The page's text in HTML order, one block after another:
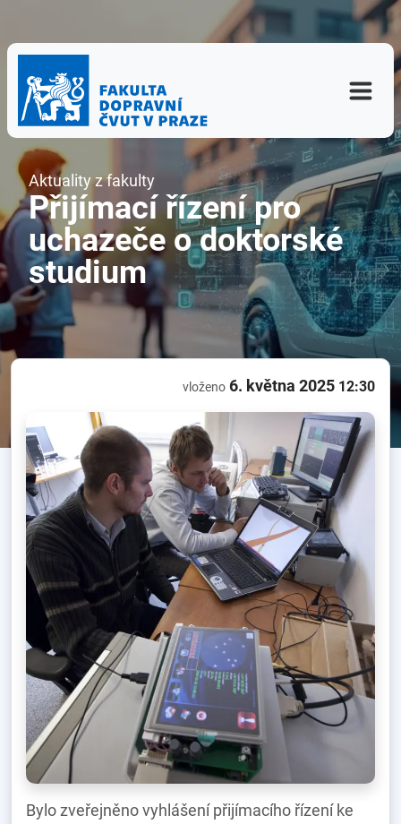
Aktuality z fakulty
Přijímací řízení pro
uchazeče o doktorské
studium
vloženo 6. května 2025 12:30
Bylo zveřejněno vyhlášení přijímacího řízení ke